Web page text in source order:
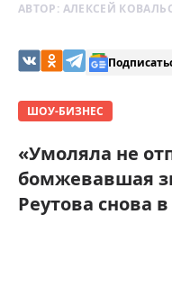
АВТОР: АЛЕКСЕЙ
ШОУ-БИЗНЕС
«Умоляла не
бомжевавшая
Реутова снова